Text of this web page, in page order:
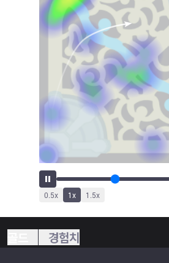
0.5x 1x 1.5x
경험치